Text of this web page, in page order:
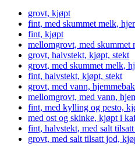
grovt, kjøpt
fint, med skummet melk,
fint, kjøpt
mellomgrovt, med skummet
grovt, halvstekt, kjøpt, stekt
grovt, med skummet melk,
fint, halvstekt, kjøpt, stekt
grovt, med vann,
mellomgrovt, med vann,
fint, med kylling og pesto,
med ost og skinke, kjøpt i
fint, halvstekt, med salt
grovt, med salt tilsatt jod,